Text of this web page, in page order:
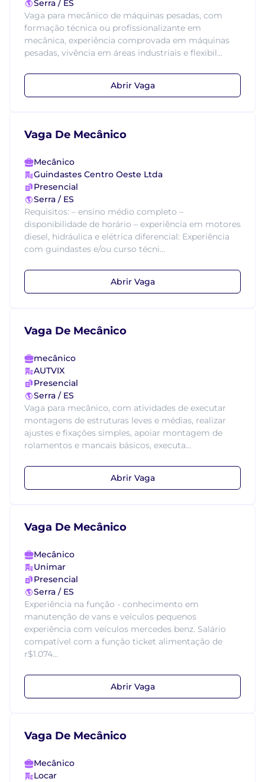
Serra / ES
Vaga para mecânico de máquinas pesadas, com
formação técnica ou profissionalizante em
mecânica, experiência comprovada em máquinas
pesadas, vivência em áreas industriais e flexibil...
Abrir Vaga
Vaga De Mecânico
Mecânico
Guindastes Centro Oeste Ltda
Presencial
Serra / ES
Requisitos: – ensino médio completo –
disponibilidade de horário – experiência em motores
diesel, hidráulica e elétrica diferencial: Experiência
com guindastes e/ou curso técni...
Abrir Vaga
Vaga De Mecânico
mecânico
AUTVIX
Presencial
Serra / ES
Vaga para mecânico, com atividades de executar
montagens de estruturas leves e médias, realizar
ajustes e fixações simples, apoiar montagem de
rolamentos e mancais básicos, executa...
Abrir Vaga
Vaga De Mecânico
Mecânico
Unimar
Presencial
Serra / ES
Experiência na função - conhecimento em
manutenção de vans e veículos pequenos
experiência com veículos mercedes benz. Salário
compatível com a função ticket alimentação de
r$1.074...
Abrir Vaga
Vaga De Mecânico
Mecânico
Locar